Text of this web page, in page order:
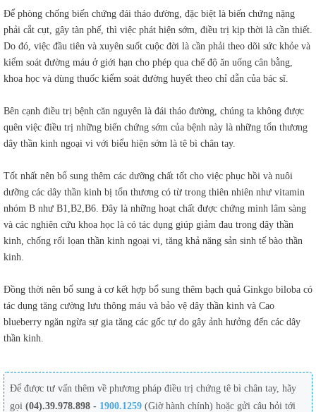
Để phòng chống biến chứng đái tháo đường, đặc biệt là biến chứng nặng
phải cắt cụt, gây tàn phế, thì việc phát hiện sớm, điều trị kịp thời là cần thiết.
Do đó, việc đầu tiên và xuyên suốt cuộc đời là cần phải theo dõi sức khỏe và
kiểm soát đường máu ở giới hạn cho phép qua chế độ ăn uống cân bằng,
khoa học và dùng thuốc kiểm soát đường huyết theo chỉ dẫn của bác sĩ.
Bên cạnh điều trị bệnh căn nguyên là đái tháo đường, chúng ta không được
quên việc điều trị những biến chứng sớm của bệnh này là những tổn thương
dây thần kinh ngoại vi với biểu hiện sớm là tê bì chân tay.
Tốt nhất nên bổ sung thêm các dưỡng chất tốt cho việc phục hồi và nuôi
dưỡng các dây thần kinh bị tổn thương có từ trong thiên nhiên như vitamin
nhóm B như B1,B2,B6. Đây là những hoạt chất được chứng minh lâm sàng
và các nghiên cứu khoa học là có tác dụng giúp giảm đau trong dây thần
kinh, chống rối lọan thần kinh ngoại vi, tăng khả năng sản sinh tế bào thần
kinh.
Đồng thời nên bổ sung à cơ kết hợp bổ sung thêm bạch quả Ginkgo biloba có
tác dụng tăng cường lưu thông máu và bảo vệ dây thần kinh và Cao
blueberry ngăn ngừa sự gia tăng các gốc tự do gây ảnh hưởng đến các dây
thần kinh.
Để được tư vấn thêm về phương pháp điều trị chứng tê bì chân tay, hãy
gọi (04).39.978.898 - 1900.1259 (Giờ hành chính) hoặc gửi câu hỏi tới